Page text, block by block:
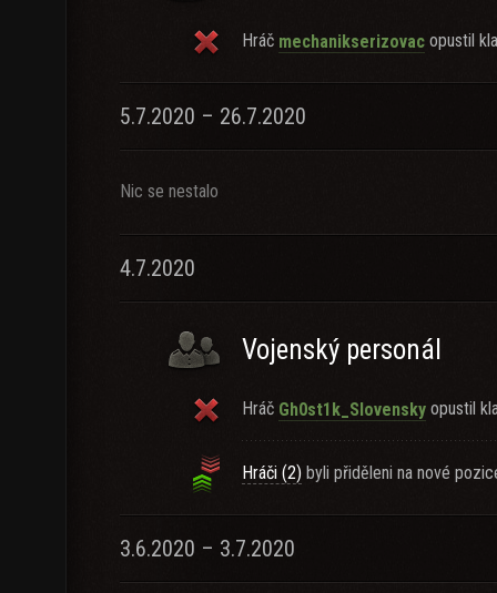
Hráč mechanikserizovac opustil
5.7.2020 – 26.7.2020
Nic se nestalo
4.7.2020
Vojenský personál
Hráč Gh0st1k_Slovensky opustil
Hráči (2) byli přiděleni na nové
3.6.2020 – 3.7.2020